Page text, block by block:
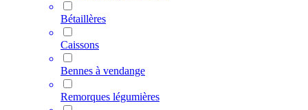
Bétaillères
Caissons
Bennes à vendange
Remorques légumières